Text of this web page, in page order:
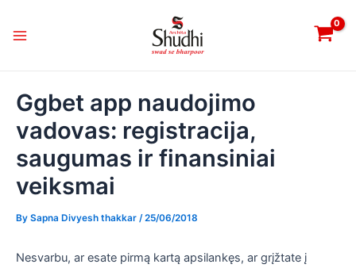
Menu
Ggbet app naudojimo
vadovas: registracija,
saugumas ir finansiniai
veiksmai
By Sapna Divyesh thakkar /25/06/2018
Nesvarbu, ar esate pirmą kartą apsilankęs, ar grįžtate į
navigation